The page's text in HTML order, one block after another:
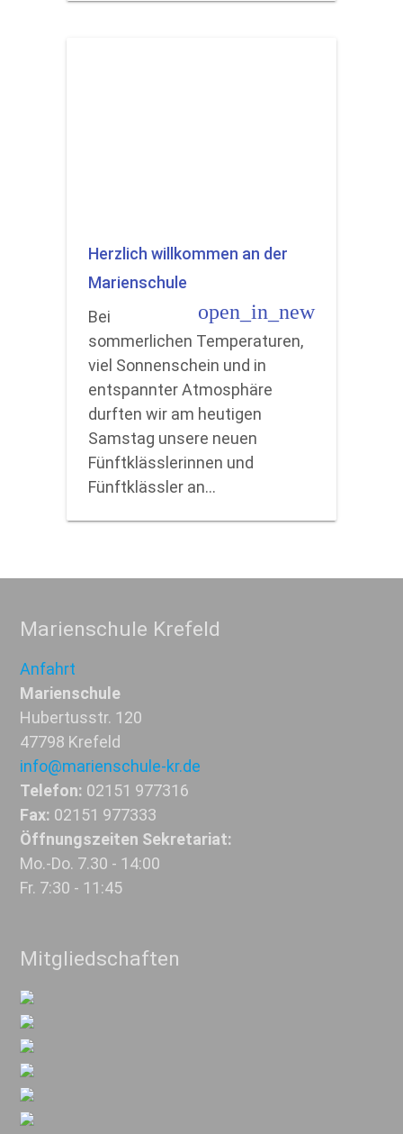
Herzlich willkommen an der
Marienschule
open_in_new
Bei
sommerlichen Temperaturen,
viel Sonnenschein und in
entspannter Atmosphäre
durften wir am heutigen
Samstag unsere neuen
Fünftklässlerinnen und
Fünftklässler an…
Marienschule Krefeld
Anfahrt
Marienschule
Hubertusstr. 120
47798 Krefeld
info@marienschule-kr.de
Telefon: 02151 977316
Fax: 02151 977333
Öffnungszeiten Sekretariat:
Mo.-Do. 7.30 - 14:00
Fr. 7:30 - 11:45
Mitgliedschaften